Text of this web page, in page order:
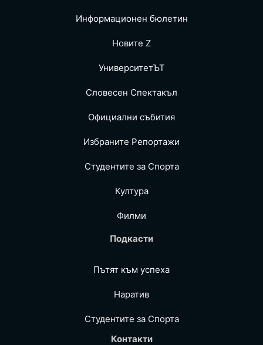
Информационен бюлетин
Новите Z
УниверситетЪТ
Словесен Спектакъл
Официални събития
Избраните Репoртажи
Студентите за Спортa
Култура
Филми
Подкасти
Пътят към успеха
Наратив
Студентите за Спортa
Контакти